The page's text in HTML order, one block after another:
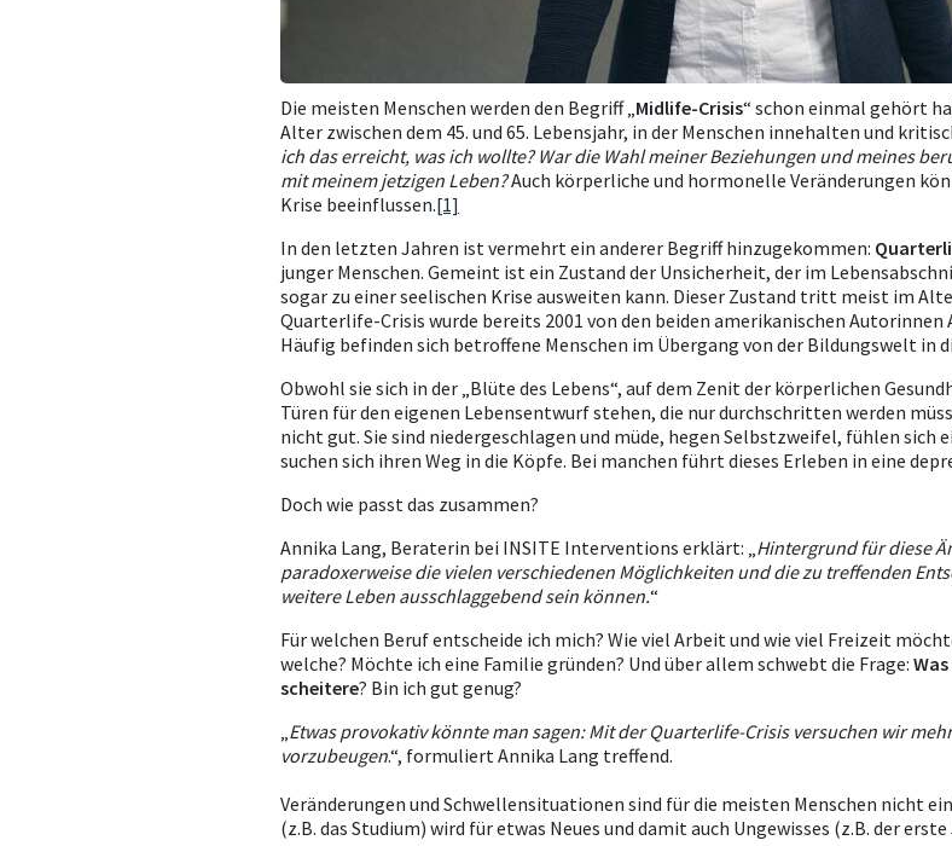
Die meisten Menschen werden den Begriff „Midlife-Crisis“ schon einmal gehört
Alter zwischen dem 45. und 65. Lebensjahr, in der Menschen innehalten und
ich das erreicht, was ich wollte? War die Wahl meiner Beziehungen und meines
mit meinem jetzigen Leben?Auch körperliche und hormonelle Veränderungen
Krise beeinflussen.[1]
In den letzten Jahren ist vermehrt ein anderer Begriff hinzugekommen:
junger Menschen. Gemeint ist ein Zustand der Unsicherheit, der im
sogar zu einer seelischen Krise ausweiten kann. Dieser Zustand tritt meist im
Quarterlife-Crisis wurde bereits 2001 von den beiden amerikanischen Autorinnen
Häufig befinden sich betroffene Menschen im Übergang von der Bildungswelt in
Obwohl sie sich in der „Blüte des Lebens“, auf dem Zenit der körperlichen
Türen für den eigenen Lebensentwurf stehen, die nur durchschritten werden
nicht gut. Sie sind niedergeschlagen und müde, hegen Selbstzweifel, fühlen sich
suchen sich ihren Weg in die Köpfe. Bei manchen führt dieses Erleben in eine
Doch wie passt das zusammen?
Annika Lang, Beraterin bei INSITE Interventions erklärt: „Hintergrund für diese
paradoxerweise die vielen verschiedenen Möglichkeiten und die zu treffenden
weitere Leben ausschlaggebend sein können.“
Für welchen Beruf entscheide ich mich? Wie viel Arbeit und wie viel Freizeit
welche? Möchte ich eine Familie gründen? Und über allem schwebt die Frage:
scheitere? Bin ich gut genug?
„Etwas provokativ könnte man sagen: Mit der Quarterlife-Crisis versuchen wir
vorzubeugen.“, formuliert Annika Lang treffend.
Veränderungen und Schwellensituationen sind für die meisten Menschen nicht
(z.B. das Studium) wird für etwas Neues und damit auch Ungewisses (z.B. der